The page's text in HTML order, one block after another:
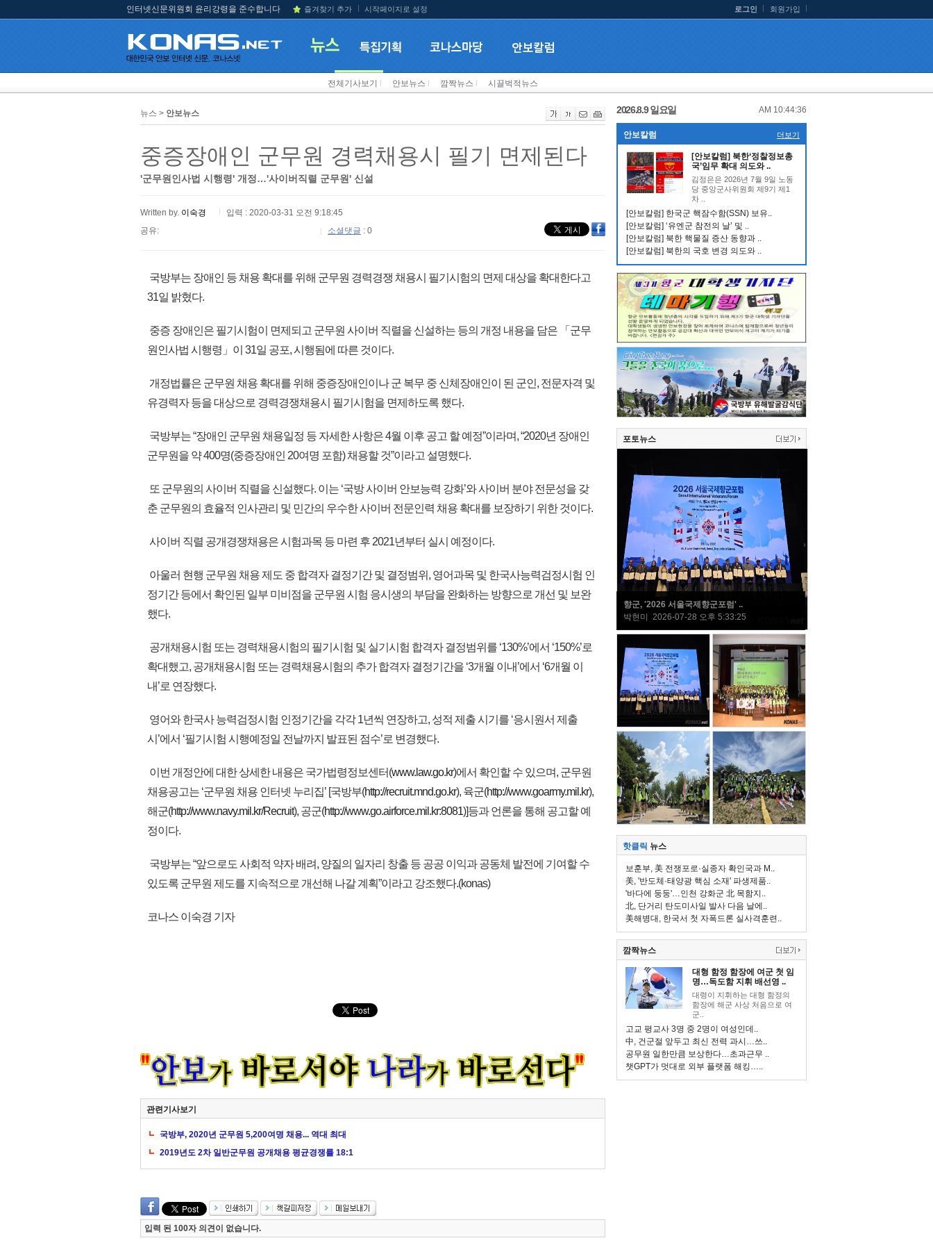
인터넷신문위원회 윤리강령을 준수합니다 즐겨찾기 추가 시작페이지로 설정 로그인 회원가입
전체기사보기 안보뉴스 깜짝뉴스 시끌벅적뉴스
뉴스 > 안보뉴스
중증장애인 군무원 경력채용시 필기 면제된다
'군무원인사법 시행령' 개정…'사이버직렬 군무원' 신설
Written by. 이숙경
입력 : 2020-03-31 오전 9:18:45
공유:
소셜댓글 : 0
국방부는 장애인 등 채용 확대를 위해 군무원 경력경쟁 채용시 필기시험의 면제 대상을 확대한다고
31일 밝혔다.
중증 장애인은 필기시험이 면제되고 군무원 사이버 직렬을 신설하는 등의 개정 내용을 담은 「군무
원인사법 시행령」이 31일 공포, 시행됨에 따른 것이다.
개정법률은 군무원 채용 확대를 위해 중증장애인이나 군 복무 중 신체장애인이 된 군인, 전문자격 및
유경력자 등을 대상으로 경력경쟁채용시 필기시험을 면제하도록 했다.
국방부는 “장애인 군무원 채용일정 등 자세한 사항은 4월 이후 공고 할 예정”이라며, “2020년 장애인
군무원을 약 400명(중증장애인 20여명 포함) 채용할 것”이라고 설명했다.
또 군무원의 사이버 직렬을 신설했다. 이는 ‘국방 사이버 안보능력 강화’와 사이버 분야 전문성을 갖
춘 군무원의 효율적 인사관리 및 민간의 우수한 사이버 전문인력 채용 확대를 보장하기 위한 것이다.
사이버 직렬 공개경쟁채용은 시험과목 등 마련 후 2021년부터 실시 예정이다.
아울러 현행 군무원 채용 제도 중 합격자 결정기간 및 결정범위, 영어과목 및 한국사능력검정시험 인
정기간 등에서 확인된 일부 미비점을 군무원 시험 응시생의 부담을 완화하는 방향으로 개선 및 보완
했다.
공개채용시험 또는 경력채용시험의 필기시험 및 실기시험 합격자 결정범위를 ‘130%’에서 ‘150%’로
확대했고, 공개채용시험 또는 경력채용시험의 추가 합격자 결정기간을 ‘3개월 이내’에서 ‘6개월 이
내’로 연장했다.
영어와 한국사 능력검정시험 인정기간을 각각 1년씩 연장하고, 성적 제출 시기를 ‘응시원서 제출
시’에서 ‘필기시험 시행예정일 전날까지 발표된 점수’로 변경했다.
이번 개정안에 대한 상세한 내용은 국가법령정보센터(www.law.go.kr)에서 확인할 수 있으며, 군무원
채용공고는 ‘군무원 채용 인터넷 누리집’ [국방부(http://recruit.mnd.go.kr), 육군(http://www.goarmy.mil.kr),
해군(http://www.navy.mil.kr/Recruit), 공군(http://www.go.airforce.mil.kr:8081)]등과 언론을 통해 공고할 예
정이다.
국방부는 “앞으로도 사회적 약자 배려, 양질의 일자리 창출 등 공공 이익과 공동체 발전에 기여할 수
있도록 군무원 제도를 지속적으로 개선해 나갈 계획”이라고 강조했다.(konas)
코나스 이숙경 기자
관련기사보기
국방부, 2020년 군무원 5,200여명 채용... 역대 최대
2019년도 2차 일반군무원 공개채용 평균경쟁률 18:1
입력 된 100자 의견이 없습니다.
2026.8.9 일요일 AM 10:44:37
안보칼럼 더보기
[안보칼럼] 북한‘정찰정보총
국’임무 확대 의도와 ..
김정은은 2026년 7월 9일 노동
당 중앙군사위원회 제9기 제1
차 ..
[안보칼럼] 한국군 핵잠수함(SSN) 보유..
[안보칼럼] ‘유엔군 참전의 날’ 및 ..
[안보칼럼] 북한 핵물질 증산 동향과 ..
[안보칼럼] 북한의 국호 변경 의도와 ..
포토뉴스
향군, '2026 서울국제향군포럼' ..
박현미 2026-07-28 오후 5:33:25
핫클릭 뉴스
보훈부, 美 전쟁포로·실종자 확인국과 M..
美, '반도체·태양광 핵심 소재' 파생제품..
'바다에 둥둥'…인천 강화군 北 목함지..
北, 단거리 탄도미사일 발사 다음 날에..
美해병대, 한국서 첫 자폭드론 실사격훈련..
깜짝뉴스
대형 함정 함장에 여군 첫 임
명…독도함 지휘 배선영 ..
대령이 지휘하는 대형 함정의
함장에 해군 사상 처음으로 여
군..
고교 평교사 3명 중 2명이 여성인데..
中, 건군절 앞두고 최신 전력 과시…쓰..
공무원 일한만큼 보상한다…초과근무 ..
챗GPT가 멋대로 외부 플랫폼 해킹…..